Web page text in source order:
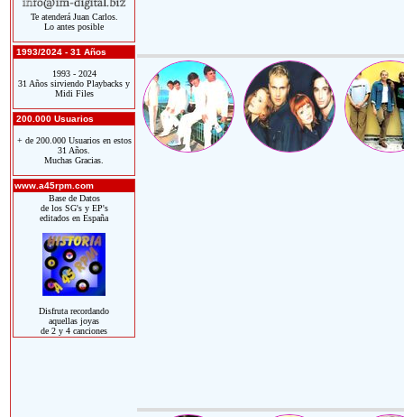
Te atenderá Juan Carlos.
Lo antes posible
1993/2024 - 31 Años
1993 - 2024
31 Años sirviendo Playbacks y
Midi Files
200.000 Usuarios
+ de 200.000 Usuarios en estos
31 Años.
Muchas Gracias.
www.a45rpm.com
Base de Datos
de los SG's y EP's
editados en España
Disfruta recordando
aquellas joyas
de 2 y 4 canciones